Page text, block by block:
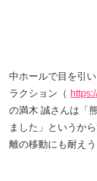
中ホールで目を引
ラクション（
の満木 誠さんは「
ました」というか
離の移動にも耐え